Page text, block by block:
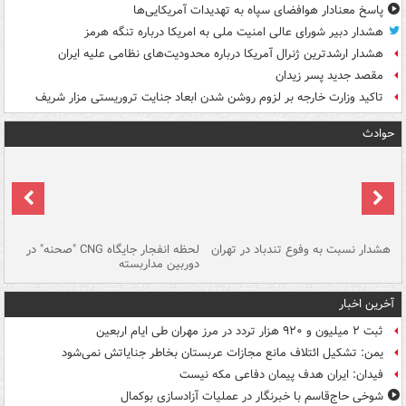
پاسخ معنادار هوافضای سپاه به تهدیدات آمریکایی‌ها
هشدار دبیر شورای عالی امنیت ملی به امریکا درباره تنگه هرمز
هشدار ارشدترین ژنرال آمریکا درباره محدودیت‌های نظامی علیه ایران
مقصد جدید پسر زیدان
تاکید وزارت خارجه بر لزوم روشن شدن ابعاد جنایت تروریستی مزار شریف
حوادث
هشدار نسبت به وفوع تندباد در تهران لحظه انفجار جایگاه CNG "صحنه" در
دوربین مداربسته
آخرین اخبار
ثبت ۲ میلیون و ۹۲۰ هزار تردد در مرز مهران طی ایام اربعین
یمن: تشکیل ائتلاف مانع مجازات عربستان بخاطر جنایاتش نمی‌شود
فیدان: ایران هدف پیمان دفاعی مکه نیست
شوخی حاج‌قاسم با خبرنگار در عملیات آزادسازی بوکمال